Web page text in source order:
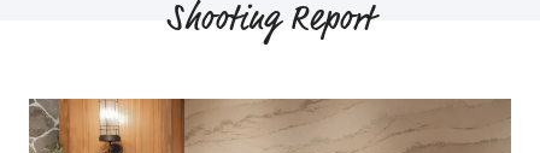
Shooting Report